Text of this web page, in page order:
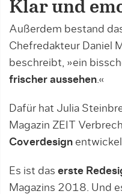
Klar und
Außerdem bestand
Chefredakteur Daniel
beschreibt, »ein
frischer aussehen.«
Dafür hat Julia
Magazin ZEIT
Coverdesign
Es ist das erste
Magazins 2018. Und